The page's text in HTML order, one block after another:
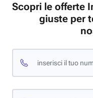
Scopri le offerte
giuste per
inserisci il tuo